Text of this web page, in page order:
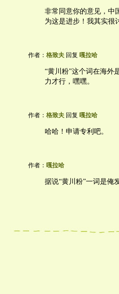
非常同意你的意见，中
为这是进步！我其实很
作者： 格致夫 回复 嘎拉哈
“黄川粉”这个词在海外
力才行，嘿嘿。
作者： 格致夫 回复 嘎拉哈
哈哈！申请专利吧。
作者： 嘎拉哈
据说“黄川粉”一词是俺